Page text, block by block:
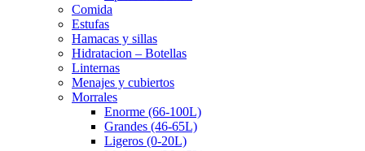
Comida
Estufas
Hamacas y sillas
Hidratacion – Botellas
Linternas
Menajes y cubiertos
Morrales
Enorme (66-100L)
Grandes (46-65L)
Ligeros (0-20L)